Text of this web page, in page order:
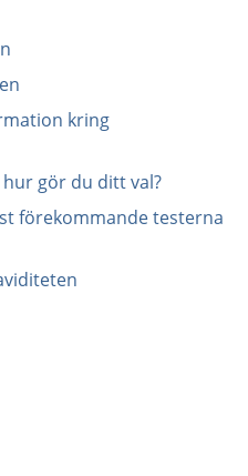
kring
hur gör du ditt val?
förekommande testerna